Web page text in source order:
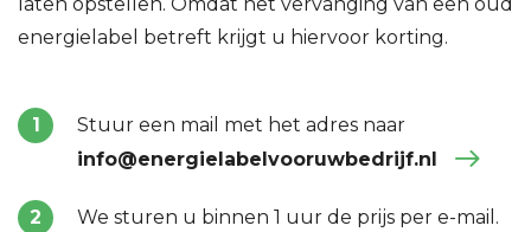
energielabel betreft krijgt u hiervoor korting.
Stuur een mail met het adres naar
info@energielabelvooruwbedrijf.nl
We sturen u binnen 1 uur de prijs per e-mail.